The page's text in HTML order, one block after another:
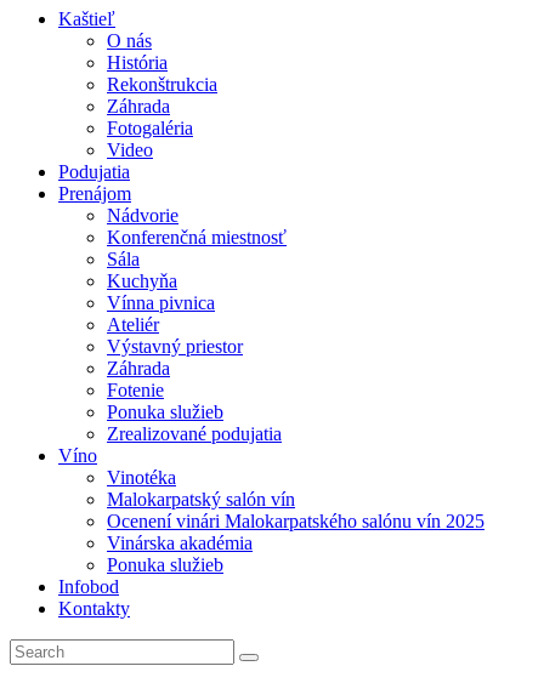
Kaštieľ
O nás
História
Rekonštrukcia
Záhrada
Fotogaléria
Video
Podujatia
Prenájom
Nádvorie
Konferenčná miestnosť
Sála
Kuchyňa
Vínna pivnica
Ateliér
Výstavný priestor
Záhrada
Fotenie
Ponuka služieb
Zrealizované podujatia
Víno
Vinotéka
Malokarpatský salón vín
Ocenení vinári Malokarpatského salónu vín 2025
Vinárska akadémia
Ponuka služieb
Infobod
Kontakty